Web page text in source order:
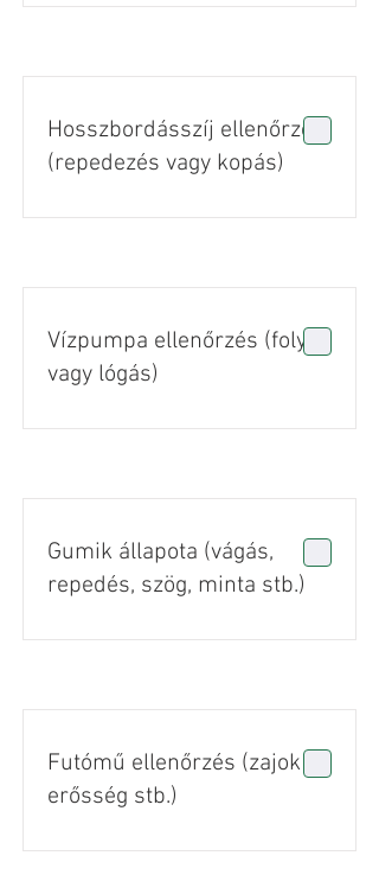
Hosszbordásszíj ellenőrzés
(repedezés vagy kopás)
Vízpumpa ellenőrzés (folyás
vagy lógás)
Gumik állapota (vágás,
repedés, szög, minta stb.)
Futómű ellenőrzés (zajok +
erősség stb.)